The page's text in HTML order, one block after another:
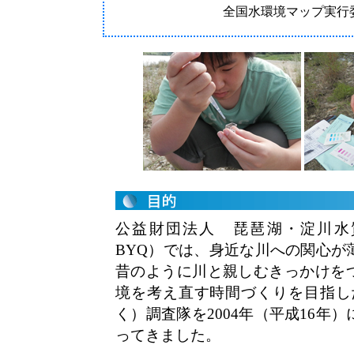
全国水環境マップ実
公益財団法人 琵琶湖・淀川水
BYQ）では、身近な川への関心が
昔のように川と親しむきっかけを
境を考え直す時間づくりを目指
く）調査隊を2004年（平成16年
ってきました。